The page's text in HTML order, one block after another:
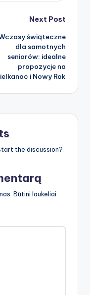
Next Post
świąteczne
dla samotnych
seniorów: idealne
propozycje na
i Nowy Rok
the discussion?
Būtini laukeliai